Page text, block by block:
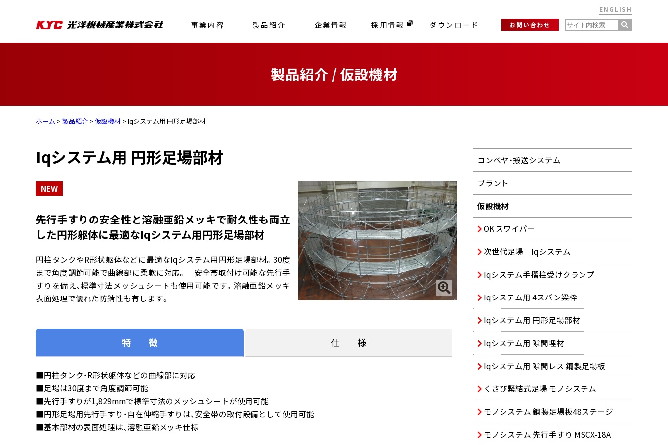
ENGLISH
お問い合わせ
事業内容 製品紹介 企業情報 採用情報 ダウンロード
製品紹介 / 仮設機材
ホーム > 製品紹介 > 仮設機材 > Iqシステム用 円形足場部材
Iqシステム用 円形足場部材
NEW
先行手すりの安全性と溶融亜鉛メッキで耐久性も両立
した円形躯体に最適なIqシステム用円形足場部材
円柱タンクやR形状躯体などに最適なIqシステム用円形足場部材。30度
まで角度調節可能で曲線部に柔軟に対応。 安全帯取付け可能な先行手
すりを備え、標準寸法メッシュシートも使用可能です。溶融亜鉛メッキ
表面処理で優れた防錆性も有します。
特 徴 仕 様
■円柱タンク・R形状躯体などの曲線部に対応
■足場は30度まで角度調節可能
■先行手すりが1,829mmで標準寸法のメッシュシートが使用可能
■円形足場用先行手すり・自在伸縮手すりは、安全帯の取付設備として使用可能
■基本部材の表面処理は、溶融亜鉛メッキ仕様
コンベヤ・搬送システム
プラント
仮設機材
OK スワイパー
次世代足場 Iqシステム
Iqシステム手摺柱受けクランプ
Iqシステム用 4スパン梁枠
Iqシステム用 円形足場部材
Iqシステム用 隙間埋材
Iqシステム用 隙間レス 鋼製足場板
くさび緊結式足場 モノシステム
モノシステム 鋼製足場板48ステージ
モノシステム 先行手すり MSCX-18A